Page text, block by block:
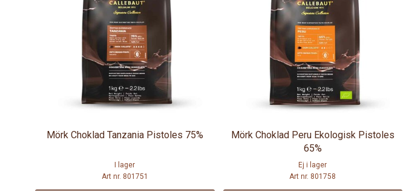
Mörk Choklad Tanzania Pistoles 75%
I lager
Art nr. 801751
Mörk Choklad Peru Ekologisk Pistoles
65%
Ej i lager
Art nr. 801758